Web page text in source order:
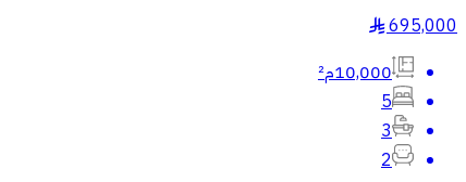
695,000
§
10,000م²
5
3
2